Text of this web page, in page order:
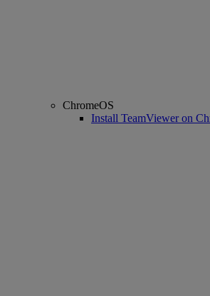
ChromeOS
Install TeamViewer on